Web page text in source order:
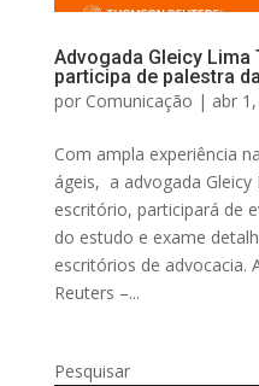
Advogada Gleicy
participa de palestra
por Comunicação | abr
Com ampla experiência
ágeis, a advogada
escritório, participará de
do estudo e exame
escritórios de advocacia.
Reuters –...
Pesquisar